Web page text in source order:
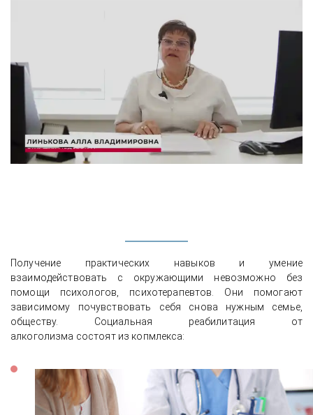
Получение практических навыков и умение
взаимодействовать с окружающими невозможно без
помощи психологов, психотерапевтов. Они помогают
зависимому почувствовать себя снова нужным семье,
обществу. Социальная реабилитация от
алкоголизма состоят из копмлекса: